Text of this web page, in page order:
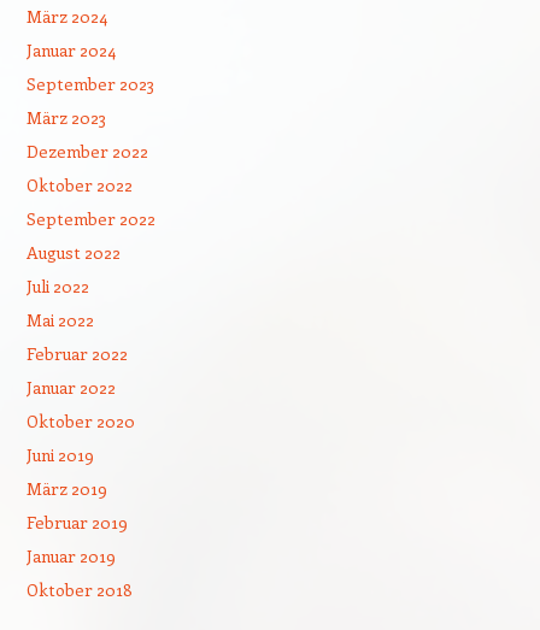
März 2024
Januar 2024
September 2023
März 2023
Dezember 2022
Oktober 2022
September 2022
August 2022
Juli 2022
Mai 2022
Februar 2022
Januar 2022
Oktober 2020
Juni 2019
März 2019
Februar 2019
Januar 2019
Oktober 2018